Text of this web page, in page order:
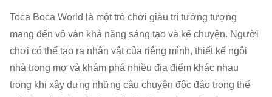
Toca Boca World là một trò chơi giàu trí tưởng tượng
mang đến vô vàn khả năng sáng tạo và kể chuyện. Người
chơi có thể tạo ra nhân vật của riêng mình, thiết kế ngôi
nhà trong mơ và khám phá nhiều địa điểm khác nhau
trong khi xây dựng những câu chuyện độc đáo trong thế